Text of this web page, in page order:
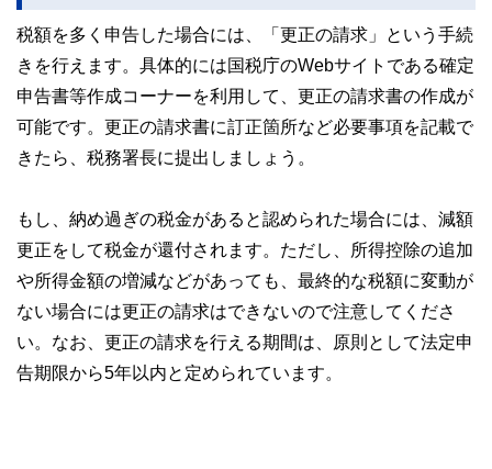
執筆者・監修者による執筆体制を築くことで、内容のわかり
やすさはもちろんのこと、読み応えのあるコンテンツと確か
私たちは、快適でより良い生活のアイデアを提供するお金の
コンシェルジュを目指します。
税額を多く申告した場合には、「更正の請求」という手続
きを行えます。具体的には国税庁のWebサイトである確定
申告書等作成コーナーを利用して、更正の請求書の作成が
可能です。更正の請求書に訂正箇所など必要事項を記載で
きたら、税務署長に提出しましょう。
もし、納め過ぎの税金があると認められた場合には、減額
更正をして税金が還付されます。ただし、所得控除の追加
や所得金額の増減などがあっても、最終的な税額に変動が
ない場合には更正の請求はできないので注意してくださ
い。なお、更正の請求を行える期間は、原則として法定申
告期限から5年以内と定められています。